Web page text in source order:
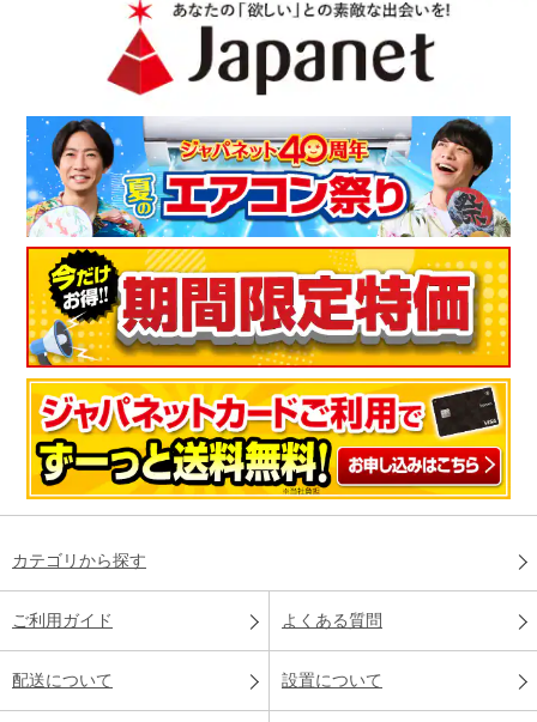
カテゴリから探す
ご利用ガイド よくある質問
配送について 設置について